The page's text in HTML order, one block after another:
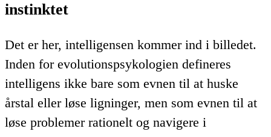
instinktet
Det er her, intelligensen kommer ind i billedet.
Inden for evolutionspsykologien defineres
intelligens ikke bare som evnen til at huske
årstal eller løse ligninger, men som evnen til at
løse problemer rationelt og navigere i